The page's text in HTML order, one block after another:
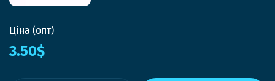
Ціна (опт)
3.50$